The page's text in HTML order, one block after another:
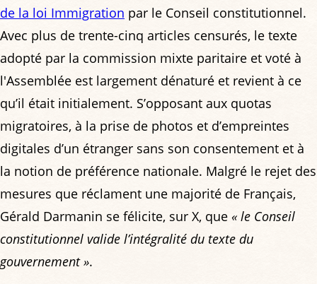
de la loi Immigration par le Conseil constitutionnel.
Avec plus de trente-cinq articles censurés, le texte
adopté par la commission mixte paritaire et voté à
l'Assemblée est largement dénaturé et revient à ce
qu’il était initialement. S’opposant aux quotas
migratoires, à la prise de photos et d’empreintes
digitales d’un étranger sans son consentement et à
la notion de préférence nationale. Malgré le rejet des
mesures que réclament une majorité de Français,
Gérald Darmanin se félicite, sur X, que « le Conseil
constitutionnel valide l’intégralité du texte du
gouvernement ».